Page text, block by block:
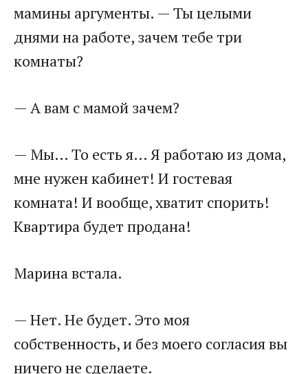
мамины аргументы. — Ты целыми
днями на работе, зачем тебе три
комнаты?
— А вам с мамой зачем?
— Мы… То есть я… Я работаю из дома,
мне нужен кабинет! И гостевая
комната! И вообще, хватит спорить!
Квартира будет продана!
Марина встала.
— Нет. Не будет. Это моя
собственность, и без моего согласия вы
ничего не сделаете.